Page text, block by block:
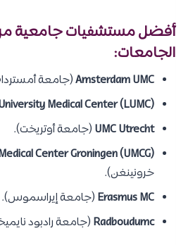
أفضل مستشفيات جامعية
الجامعات:
Amsterdam UMC(جامعة
Medical Center (LUMC)
UMC Utrecht (جامعة أوتريخت).
Center Groningen (UMCG)
خرونينغن).
Erasmus MC (جامعة إيراسموس).
Radboudumc (جامعة رادبود